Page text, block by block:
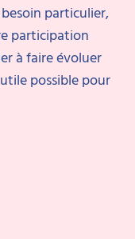
particulier,
participation
à faire évoluer
possible pour